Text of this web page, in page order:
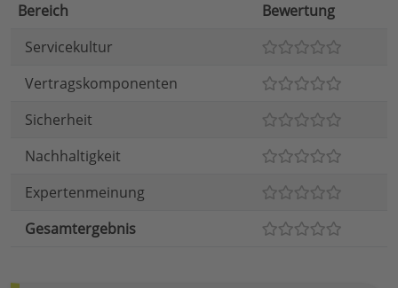
Bereich
Bewertung
Servicekultur
Vertragskomponenten
Sicherheit
Nachhaltigkeit
Expertenmeinung
Gesamtergebnis